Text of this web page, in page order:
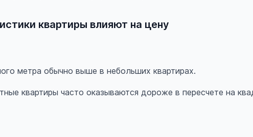
квартиры влияют на цену
метра обычно выше в небольших квартирах.
квартиры часто оказываются дороже в пересчете на